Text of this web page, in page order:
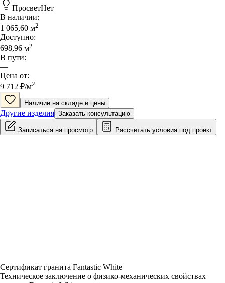
ПросветНет
В наличии:
1 065,60 м2
Доступно:
698,96 м2
В пути:
—
Цена от:
9 712 ₽/м2
Наличие на складе и цены
Другие изделия Заказать консультацию
Записаться на просмотр Рассчитать условия под проект
Сертификат гранита Fantastic White
Техническое заключение о физико-механических свойствах